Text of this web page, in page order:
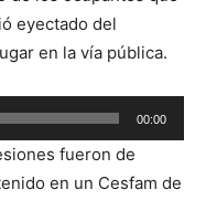
eyectado del
en la vía pública.
00:00
fueron de
en un Cesfam de